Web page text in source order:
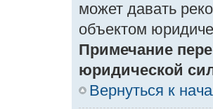
может давать
объектом
Примечание
юридической
Вернуться к